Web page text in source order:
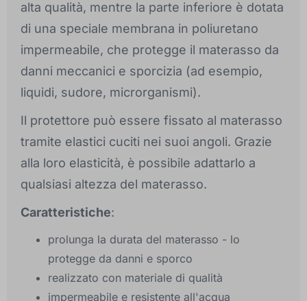
alta qualità, mentre la parte inferiore è dotata
di una speciale membrana in poliuretano
impermeabile, che protegge il materasso da
danni meccanici e sporcizia (ad esempio,
liquidi, sudore, microrganismi).
Il protettore può essere fissato al materasso
tramite elastici cuciti nei suoi angoli. Grazie
alla loro elasticità, è possibile adattarlo a
qualsiasi altezza del materasso.
Caratteristiche:
prolunga la durata del materasso - lo
protegge da danni e sporco
realizzato con materiale di qualità
impermeabile e resistente all'acqua